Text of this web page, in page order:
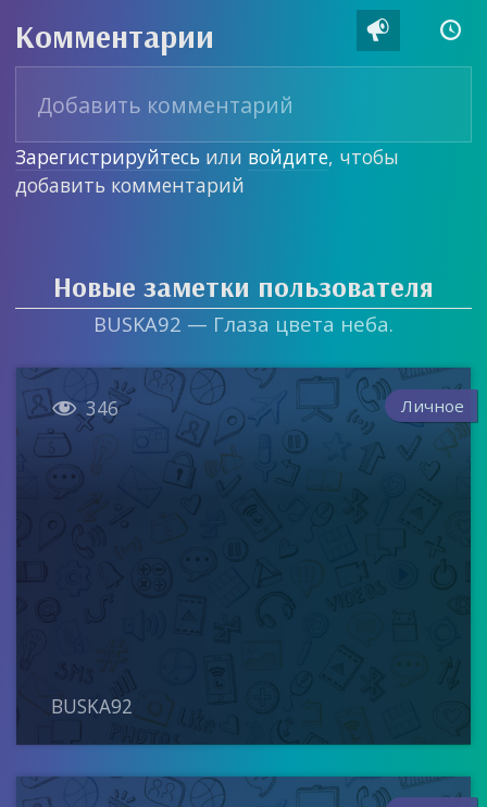
Комментарии  
Зарегистрируйтесь или войдите, чтобы
добавить комментарий
Новые заметки пользователя
BUSKA92 — Глаза цвета неба.
 346 Личное
BUSKA92